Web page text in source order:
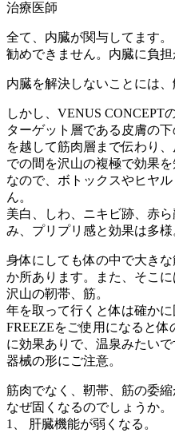
治療医師
全て、内臓が関与してます
勧めできません。内臓に負担
内臓を解決しないことには
しかし、VENUS CONCEPT
ターゲット層である皮膚の
を越して筋肉層まで伝わり
での間を沢山の複極で効果を
なので、ボトックスやヒヤ
ん。
美白、しわ、ニキビ跡、赤
み、プリプリ感と効果は多様
身体にしても体の中で大き
か所あります。また、そこ
沢山の靭帯、筋。
年を取って行くと体は確か
FREEZEをご使用になると体
に効果ありで、温泉みたい
器械の形にご注意。
筋肉でなく、靭帯、筋の委縮
なぜ固くなるのでしょうか。
1、 肝臓機能が弱くなる。